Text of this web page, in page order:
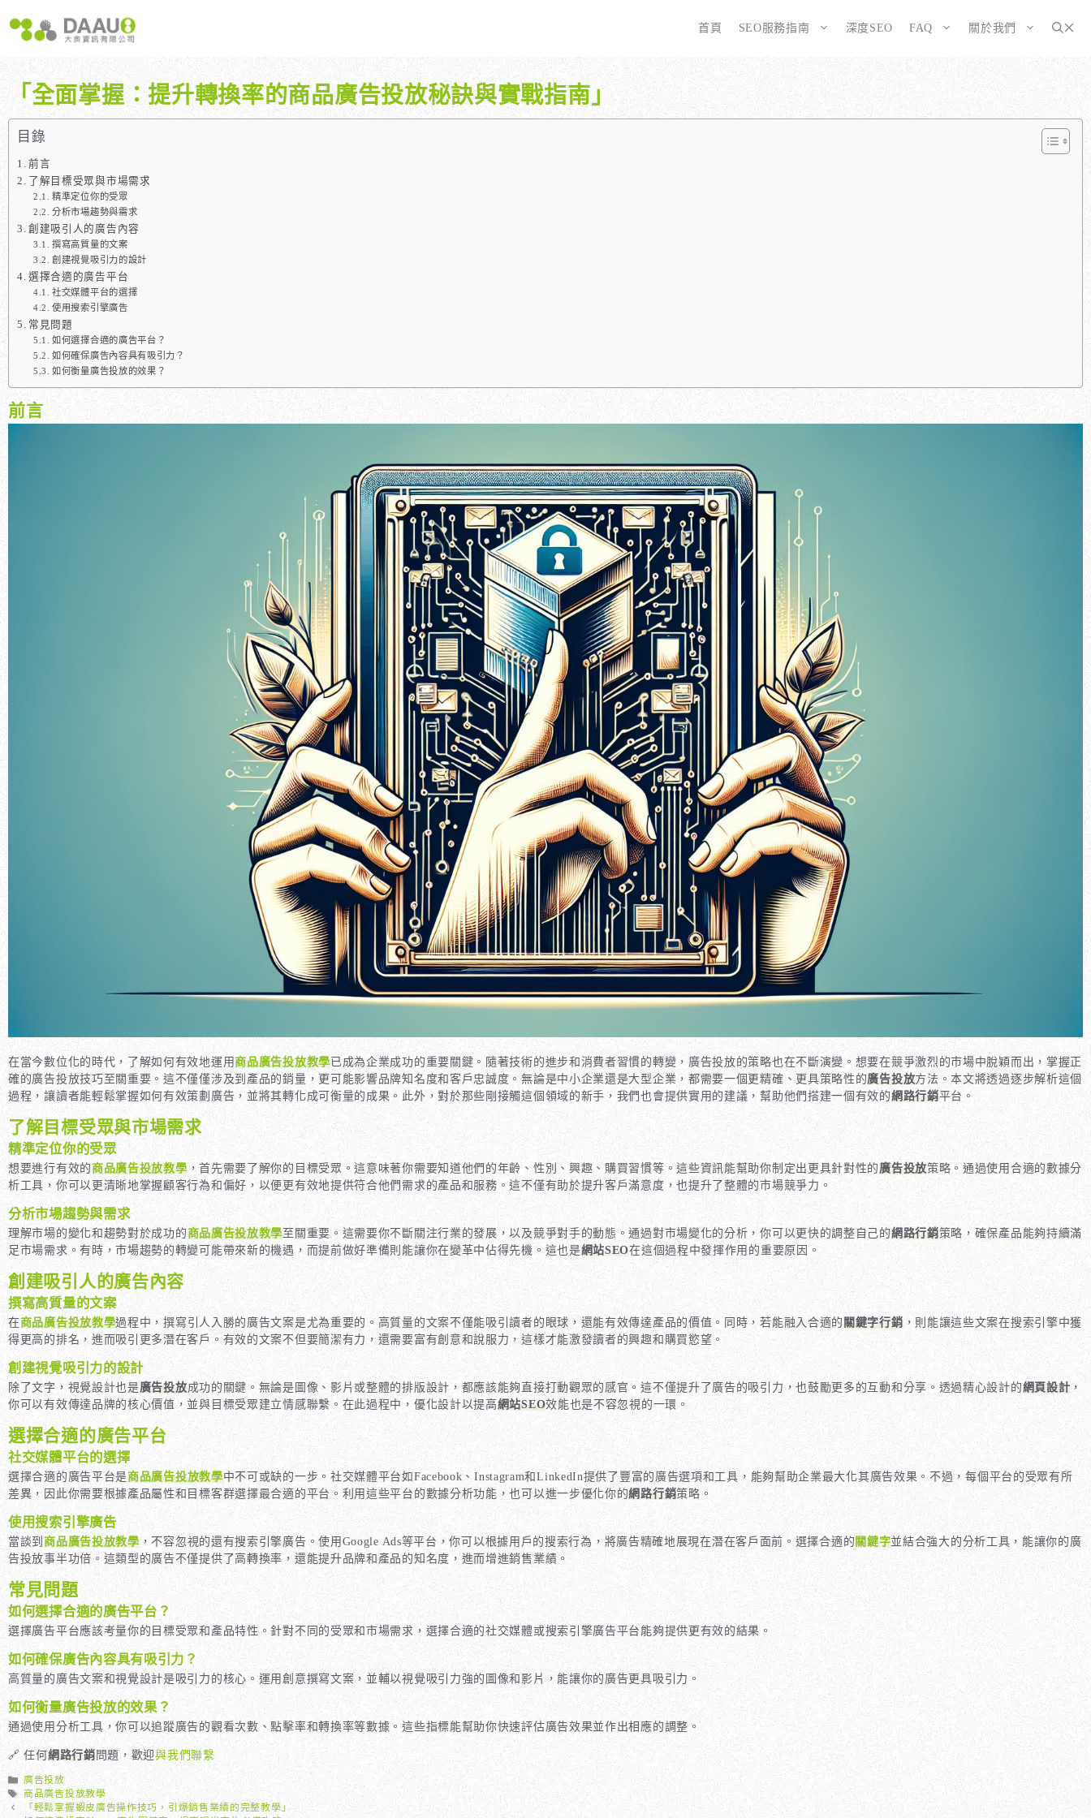
至
內
首頁 SEO服務指南
大奧獨家 AISEO矩陣系統｜SEO自動化輕鬆佈局關鍵字
專業SEO撰寫：提升網站SEO自然排序
維基百科：提升品牌形象與SEO的雙贏策略
網站系統開發：打造高效能業務需求的網站
全面優化網站語法：提升SEO表現
為SEO而生的網站
深度SEO FAQ
如何開始 SEO？新手指南
SEO 的重要性：為什麼企業需要它？
什麼是白帽SEO、灰帽SEO與黑帽SEO？
我們提供哪些 SEO 服務？
廣告行銷基礎知識
大奧資訊的網站架設服務包含哪些項目？
關於我們
「全面掌握：提升轉換率的商品廣告投放秘訣與實戰指南」
目錄
前言
了解目標受眾與市場需求
精準定位你的受眾
分析市場趨勢與需求
創建吸引人的廣告內容
撰寫高質量的文案
創建視覺吸引力的設計
選擇合適的廣告平台
社交媒體平台的選擇
使用搜索引擎廣告
常見問題
如何選擇合適的廣告平台？
如何確保廣告內容具有吸引力？
如何衡量廣告投放的效果？
前言
在當今數位化的時代，了解如何有效地運用商品廣告投放教學已成為企業成功的重要關鍵。隨著技術的進步和消費者習慣的轉變，廣告投放的策略也在不斷演變。想要在競爭激烈的市場中脫穎而出，掌握正
確的廣告投放技巧至關重要。這不僅僅涉及到產品的銷量，更可能影響品牌知名度和客戶忠誠度。無論是中小企業還是大型企業，都需要一個更精確、更具策略性的廣告投放方法。本文將透過逐步解析這個
過程，讓讀者能輕鬆掌握如何有效策劃廣告，並將其轉化成可衡量的成果。此外，對於那些剛接觸這個領域的新手，我們也會提供實用的建議，幫助他們搭建一個有效的網路行銷平台。
了解目標受眾與市場需求
精準定位你的受眾
想要進行有效的商品廣告投放教學，首先需要了解你的目標受眾。這意味著你需要知道他們的年齡、性別、興趣、購買習慣等。這些資訊能幫助你制定出更具針對性的廣告投放策略。通過使用合適的數據分
析工具，你可以更清晰地掌握顧客行為和偏好，以便更有效地提供符合他們需求的產品和服務。這不僅有助於提升客戶滿意度，也提升了整體的市場競爭力。
分析市場趨勢與需求
理解市場的變化和趨勢對於成功的商品廣告投放教學至關重要。這需要你不斷關注行業的發展，以及競爭對手的動態。通過對市場變化的分析，你可以更快的調整自己的網路行銷策略，確保產品能夠持續滿
足市場需求。有時，市場趨勢的轉變可能帶來新的機遇，而提前做好準備則能讓你在變革中佔得先機。這也是網站SEO在這個過程中發揮作用的重要原因。
創建吸引人的廣告內容
撰寫高質量的文案
在商品廣告投放教學過程中，撰寫引人入勝的廣告文案是尤為重要的。高質量的文案不僅能吸引讀者的眼球，還能有效傳達產品的價值。同時，若能融入合適的關鍵字行銷，則能讓這些文案在搜索引擎中獲
得更高的排名，進而吸引更多潛在客戶。有效的文案不但要簡潔有力，還需要富有創意和說服力，這樣才能激發讀者的興趣和購買慾望。
創建視覺吸引力的設計
除了文字，視覺設計也是廣告投放成功的關鍵。無論是圖像、影片或整體的排版設計，都應該能夠直接打動觀眾的感官。這不僅提升了廣告的吸引力，也鼓勵更多的互動和分享。透過精心設計的網頁設計 ，
你可以有效傳達品牌的核心價值，並與目標受眾建立情感聯繫。在此過程中，優化設計以提高網站SEO效能也是不容忽視的一環。
選擇合適的廣告平台
社交媒體平台的選擇
選擇合適的廣告平台是商品廣告投放教學中不可或缺的一步。社交媒體平台如Facebook、Instagram和LinkedIn提供了豐富的廣告選項和工具，能夠幫助企業最大化其廣告效果。不過，每個平台的受眾有所
差異，因此你需要根據產品屬性和目標客群選擇最合適的平台。利用這些平台的數據分析功能，也可以進一步優化你的網路行銷策略。
使用搜索引擎廣告
當談到商品廣告投放教學，不容忽視的還有搜索引擎廣告。使用Google Ads等平台，你可以根據用戶的搜索行為，將廣告精確地展現在潛在客戶面前。選擇合適的關鍵字並結合強大的分析工具，能讓你的廣
告投放事半功倍。這類型的廣告不僅提供了高轉換率，還能提升品牌和產品的知名度，進而增進銷售業績。
常見問題
如何選擇合適的廣告平台？
選擇廣告平台應該考量你的目標受眾和產品特性。針對不同的受眾和市場需求，選擇合適的社交媒體或搜索引擎廣告平台能夠提供更有效的結果。
如何確保廣告內容具有吸引力？
高質量的廣告文案和視覺設計是吸引力的核心。運用創意撰寫文案，並輔以視覺吸引力強的圖像和影片，能讓你的廣告更具吸引力。
如何衡量廣告投放的效果？
通過使用分析工具，你可以追蹤廣告的觀看次數、點擊率和轉換率等數據。這些指標能幫助你快速評估廣告效果並作出相應的調整。
🔗 任何網路行銷問題，歡迎與我們聯繫
分
類
廣告投放
標
籤
商品廣告投放教學
「輕鬆掌握蝦皮廣告操作技巧，引爆銷售業績的完整教學」